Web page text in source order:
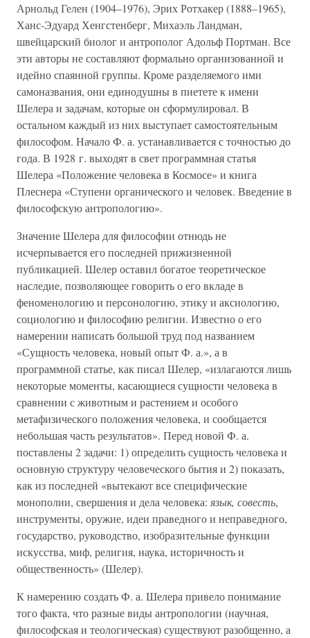
Арнольд Гелен (1904–1976), Эрих Ротхакер (1888–1965),
Ханс-Эдуард Хенгстенберг, Михаэль Ландман,
швейцарский биолог и антрополог Адольф Портман. Все
эти авторы не составляют формально организованной и
идейно спаянной группы. Кроме разделяемого ими
самоназвания, они единодушны в пиетете к имени
Шелера и задачам, которые он сформулировал. В
остальном каждый из них выступает самостоятельным
философом. Начало Ф. а. устанавливается с точностью до
года. В 1928 г. выходят в свет программная статья
Шелера «Положение человека в Космосе» и книга
Плеснера «Ступени органического и человек. Введение в
философскую антропологию».
Значение Шелера для философии отнюдь не
исчерпывается его последней прижизненной
публикацией. Шелер оставил богатое теоретическое
наследие, позволяющее говорить о его вкладе в
феноменологию и персонологию, этику и аксиологию,
социологию и философию религии. Известно о его
намерении написать большой труд под названием
«Сущность человека, новый опыт Ф. а.», а в
программной статье, как писал Шелер, «излагаются лишь
некоторые моменты, касающиеся сущности человека в
сравнении с животным и растением и особого
метафизического положения человека, и сообщается
небольшая часть результатов». Перед новой Ф. а.
поставлены 2 задачи: 1) определить сущность человека и
основную структуру человеческого бытия и 2) показать,
как из последней «вытекают все специфические
монополии, свершения и дела человека: язык, совесть,
инструменты, оружие, идеи праведного и неправедного,
государство, руководство, изобразительные функции
искусства, миф, религия, наука, историчность и
общественность» (Шелер).
К намерению создать Ф. а. Шелера привело понимание
того факта, что разные виды антропологии (научная,
философская и теологическая) существуют разобщенно, а